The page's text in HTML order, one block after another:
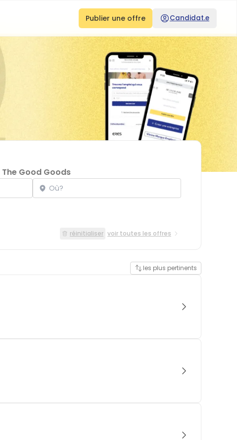
Publier une offre Candidat.e
The Good Goods
Localisation
réinitialiser voir toutes les offres
les plus pertinents